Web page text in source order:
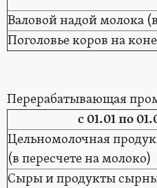
Валовой надой молока
Поголовье коров на
Перерабатывающая
с 01.01 по
Цельномолочная
(в пересчете на молоко)
Сыры и продукты